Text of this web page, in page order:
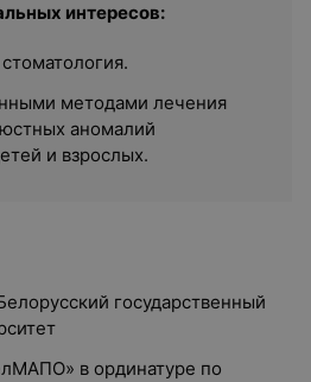
интересов:
методами лечения
аномалий
и взрослых.
государственный
в ординатуре по